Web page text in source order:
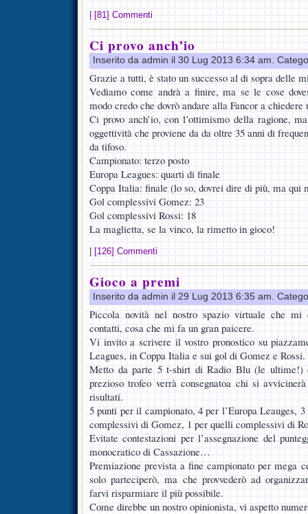
[81] Commenti
Ci provo anch’io
Inserito da admin il 30 Lug 2013 6:34 am.
Grazie a tutti, è stato un successo al di sopra delle
Vediamo come andrà a finire, ma se le cose
modo credo che dovrò andare alla Fancor a
Ci provo anch’io, con l’ottimismo della ragione,
oggettività che proviene da da oltre 35 anni di
da tifoso.
Campionato: terzo posto
Europa Leagues: quarti di finale
Coppa Italia: finale (lo so, dovrei dire di più, ma qui
Gol complessivi Gomez: 23
Gol complessivi Rossi: 18
La maglietta, se la vinco, la rimetto in gioco!
[126] Commenti
Gioco a premi
Inserito da admin il 29 Lug 2013 6:35 am.
Piccola novità nel nostro spazio virtuale che mi
contatti, cosa che mi fa un gran paicere.
Vi invito a scrivere il vostro pronostico su
Leagues, in Coppa Italia e sui gol di Gomez e Rossi.
Metto da parte 5 t-shirt di Radio Blu (le
prezioso trofeo verrà consegnatoa chi si
risultati.
5 punti per il campionato, 4 per l’Europa Leauges,
complessivi di Gomez, 1 per quelli complessivi di
Evitate contestazioni per l’assegnazione del
monocratico di Cassazione…
Premiazione prevista a fine campionato per mega
solo parteciperò, ma che provvederò ad
farvi risparmiare il più possibile.
Come direbbe un nostro opinionista, vi aspetto